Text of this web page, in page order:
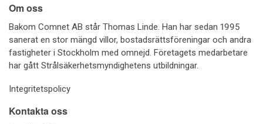
Om oss
Bakom Comnet AB står Thomas Linde. Han har sedan 1995
sanerat en stor mängd villor, bostadsrättsföreningar och andra
fastigheter i Stockholm med omnejd. Företagets medarbetare
har gått Strålsäkerhetsmyndighetens utbildningar.
Integritetspolicy
Kontakta oss